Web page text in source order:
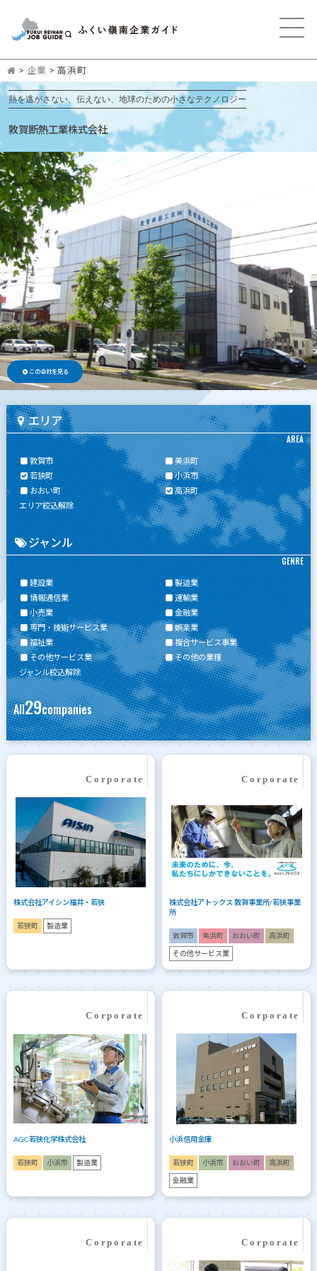
> 企業 > 高浜町
熱を逃がさない、伝えない、地球のための小さなテクノロジー
敦賀断熱工業株式会社
この会社を見る
エリア
AREA
敦賀市
美浜町
若狭町
小浜市
おおい町
高浜町
エリア絞込解除
ジャンル
GENRE
建設業
製造業
情報通信業
運輸業
小売業
金融業
専門・技術サービス業
娯楽業
福祉業
複合サービス事業
その他サービス業
その他の業種
ジャンル絞込解除
All29companies
株式会社アイシン福井・若狭
若狭町 製造業
株式会社アトックス 敦賀事業所/若狭事業
所
敦賀市 美浜町 おおい町 高浜町
その他サービス業
AGC若狭化学株式会社
若狭町 小浜市 製造業
小浜信用金庫
若狭町 小浜市 おおい町 高浜町
金融業